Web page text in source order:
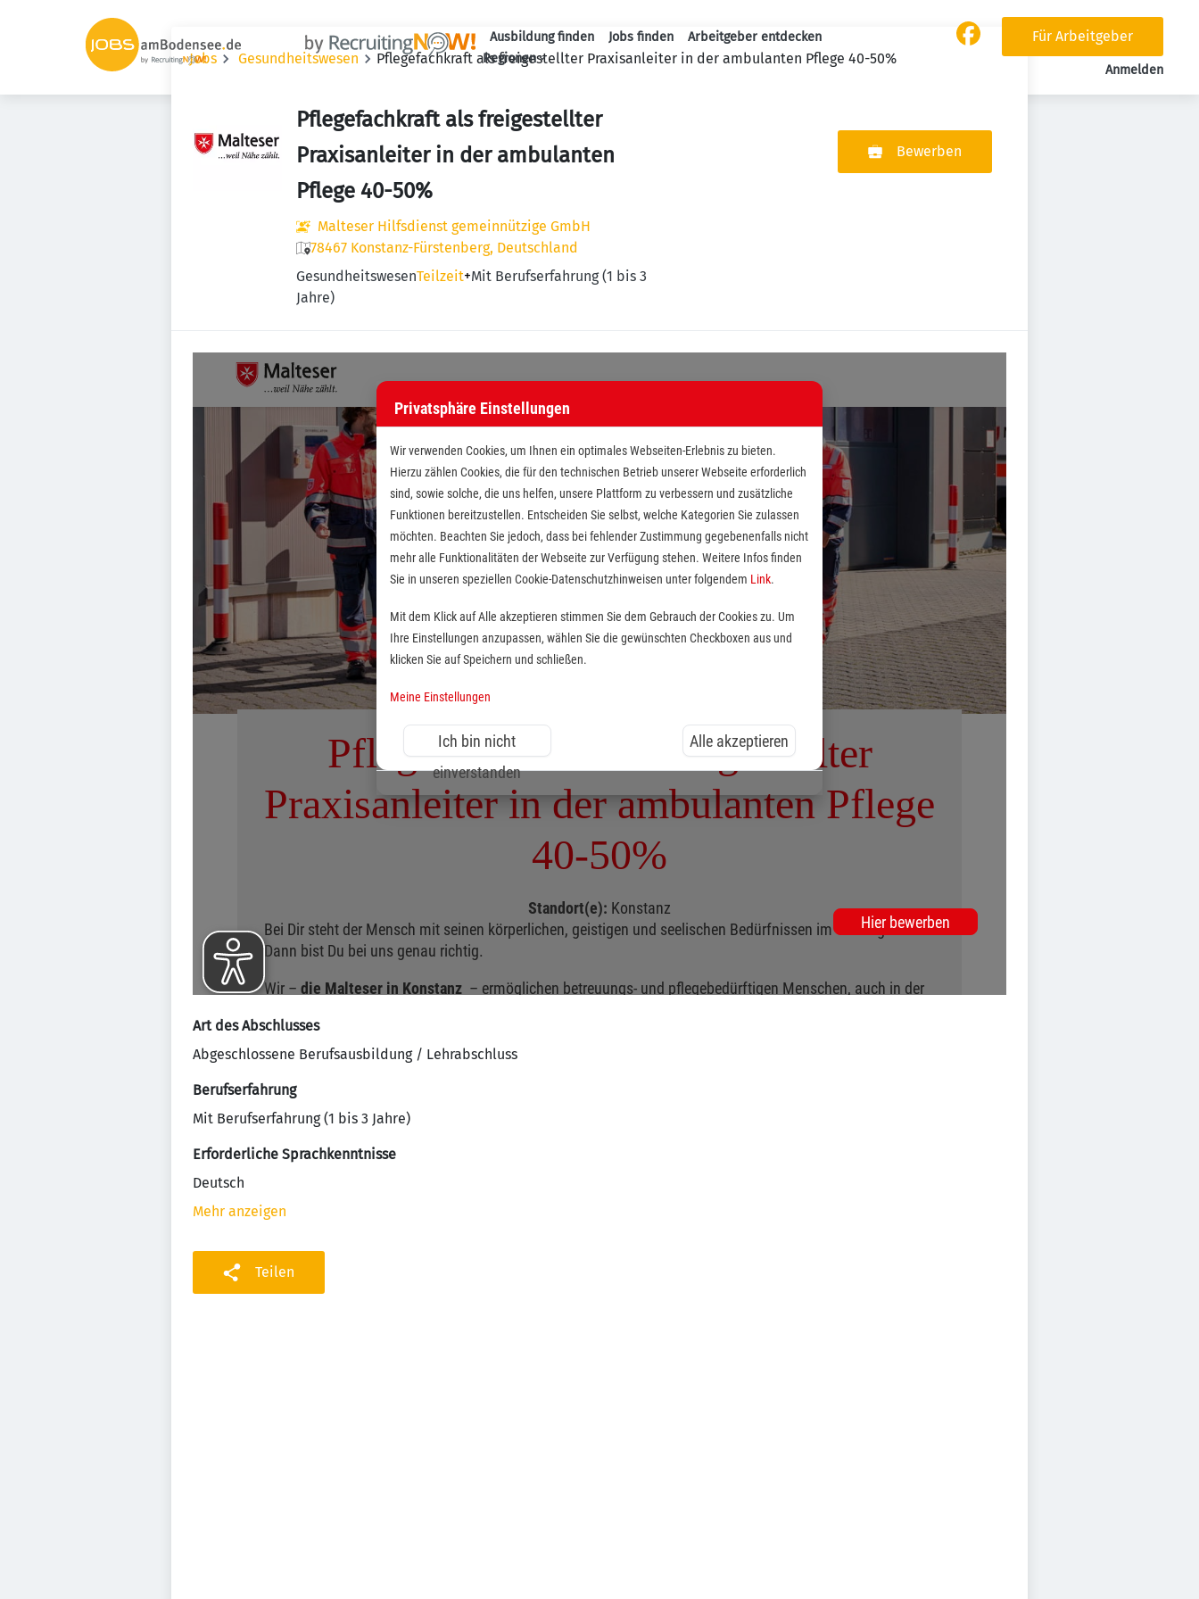
Haupt-Navigation
Ausbildung finden Jobs finden
Arbeitgeber entdecken
Regionen
Für Arbeitgeber
Anmelden
Jobs Gesundheitswesen Pflegefachkraft als freigestellter Praxisanleiter in der ambulanten Pflege 40-50%
Pflegefachkraft als freigestellter
Praxisanleiter in der ambulanten
Pflege 40-50%
Malteser Hilfsdienst gemeinnützige GmbH
78467 Konstanz-Fürstenberg, Deutschland
GesundheitswesenTeilzeit+Mit Berufserfahrung (1 bis 3
Jahre)
Bewerben
Art des Abschlusses
Abgeschlossene Berufsausbildung / Lehrabschluss
Berufserfahrung
Mit Berufserfahrung (1 bis 3 Jahre)
Erforderliche Sprachkenntnisse
Deutsch
Mehr anzeigen
Teilen